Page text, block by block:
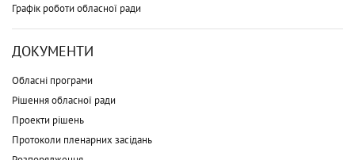
Графік роботи обласної ради
ДОКУМЕНТИ
Обласні програми
Рішення обласної ради
Проекти рішень
Протоколи пленарних засідань